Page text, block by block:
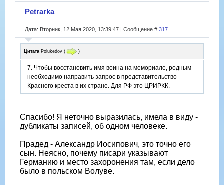
Petrarka
Дата: Вторник, 12 Мая 2020, 13:39:47 | Сообщение # 317
Цитата Polukedov ( )
7. Чтобы восстановить имя воина на мемориале, родным
необходимо направить запрос в представительство
Красного креста в их стране. Для РФ это ЦРИРКК.
Спасибо! Я неточно выразилась, имела в виду -
дубликаты записей, об одном человеке.
Прадед - Александр Иосипович, это точно его
сын. Неясно, почему писари указывают
Германию и место захоронения там, если дело
было в польском Волуве.